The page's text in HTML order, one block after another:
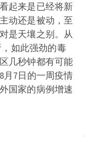
起来是已经将新
动还是被动，至
是天壤之别。从
如此强劲的毒
几秒钟都有可能
月7日的一周疫情
国家的病例增速